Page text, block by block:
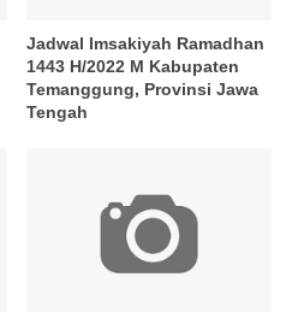
Jadwal Imsakiyah Ramadhan
1443 H/2022 M Kabupaten
Temanggung, Provinsi Jawa
Tengah